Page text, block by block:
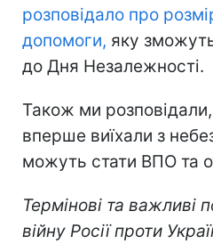
розповідало про
допомоги, яку
до Дня Незалежності.
Також ми розповідали,
вперше виїхали з
можуть стати ВПО та
Термінові та важливі
війну Росії проти